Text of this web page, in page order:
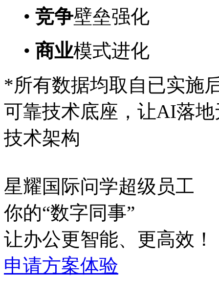
• 竞争壁垒强化
• 商业模式进化
*所有数据均取自已实施
可靠技术底座，让AI落
技术架构
星耀国际问学超级员工
你的“数字同事”
让办公更智能、更高效！
申请方案体验